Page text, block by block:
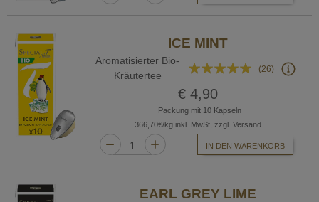
ICE MINT
Aromatisierter Bio-
Kräutertee
Bewertung:
(26)
€ 4,90
Packung mit 10 Kapseln
366,70€/kg inkl. MwSt, zzgl. Versand
IN DEN WARENKORB
EARL GREY LIME